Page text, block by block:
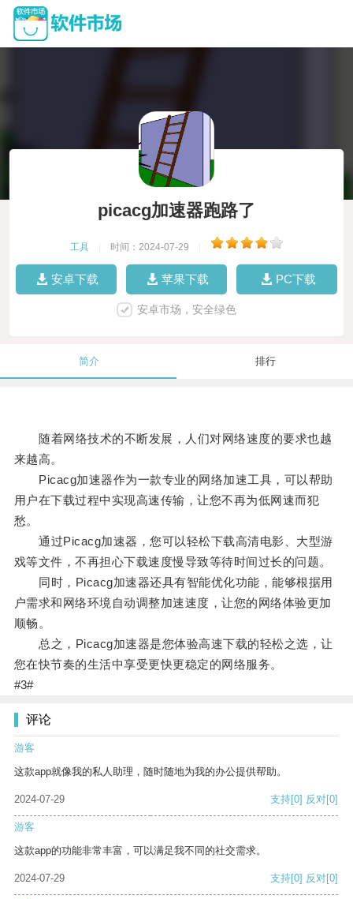
picacg加速器跑路了
工具 时间：2024-07-29
安卓下载 苹果下载 PC下载
安卓市场，安全绿色
简介 排行
随着网络技术的不断发展，人们对网络速度的要求也越
来越高。
Picacg加速器作为一款专业的网络加速工具，可以帮助
用户在下载过程中实现高速传输，让您不再为低网速而犯
愁。
通过Picacg加速器，您可以轻松下载高清电影、大型游
戏等文件，不再担心下载速度慢导致等待时间过长的问题。
同时，Picacg加速器还具有智能优化功能，能够根据用
户需求和网络环境自动调整加速速度，让您的网络体验更加
顺畅。
总之，Picacg加速器是您体验高速下载的轻松之选，让
您在快节奏的生活中享受更快更稳定的网络服务。
#3#
评论
游客
这款app就像我的私人助理，随时随地为我的办公提供帮助。
2024-07-29 支持[0] 反对[0]
游客
这款app的功能非常丰富，可以满足我不同的社交需求。
2024-07-29 支持[0] 反对[0]